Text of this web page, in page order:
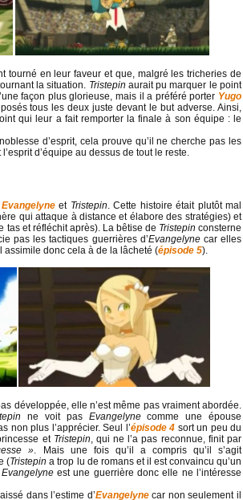
tourné en leur faveur et que, malgré les tricheries de
la situation. Tristepin aurait pu marquer le point
façon plus glorieuse, mais il a préféré porter Yugo
tous les deux juste devant le but adverse. Ainsi,
qui leur a fait remporter la finale à son équipe : le
d’esprit, cela prouve qu’il ne cherche pas les
d’équipe au dessus de tout le reste.
Evangelyne et Tristepin. Cette histoire était plutôt mal
qui attaque à distance et élabore des stratégies) et
tas et réfléchit après). La bêtise de Tristepin consterne
pas les tactiques guerrières d’Evangelyne car elles
assimile donc cela à de la lâcheté (épisode 5).
développée, elle n’est même pas vraiment abordée.
ne voit pas Evangelynecomme une épouse
non plus l’apprécier. Seul l’épisode 4 sort un peu du
et Tristepin, qui ne l’a pas reconnue, finit par
». Mais une fois qu’il a compris qu’il s’agit
(Tristepina trop lu de romans et il est convaincu qu’un
Evangelyneest une guerrière donc elle ne l’intéresse
dans l’estime d’Evangelynecar non seulement il